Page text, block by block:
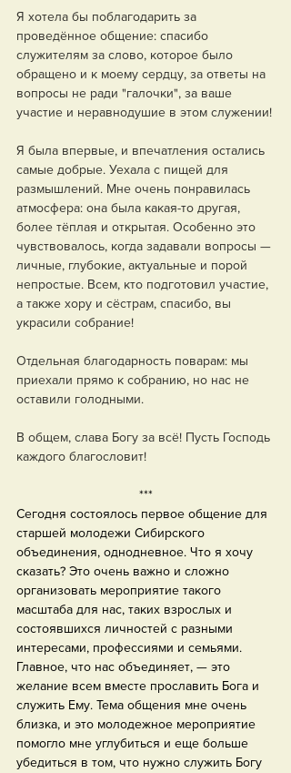
Я хотела бы поблагодарить за
проведённое общение: спасибо
служителям за слово, которое было
обращено и к моему сердцу, за ответы на
вопросы не ради "галочки", за ваше
участие и неравнодушие в этом служении!
Я была впервые, и впечатления остались
самые добрые. Уехала с пищей для
размышлений. Мне очень понравилась
атмосфера: она была какая-то другая,
более тёплая и открытая. Особенно это
чувствовалось, когда задавали вопросы —
личные, глубокие, актуальные и порой
непростые. Всем, кто подготовил участие,
а также хору и сёстрам, спасибо, вы
украсили собрание!
Отдельная благодарность поварам: мы
приехали прямо к собранию, но нас не
оставили голодными.
В общем, слава Богу за всё! Пусть Господь
каждого благословит!
***
Сегодня состоялось первое общение для
старшей молодежи Сибирского
объединения, однодневное. Что я хочу
сказать? Это очень важно и сложно
организовать мероприятие такого
масштаба для нас, таких взрослых и
состоявшихся личностей с разными
интересами, профессиями и семьями.
Главное, что нас объединяет, — это
желание всем вместе прославить Бога и
служить Ему. Тема общения мне очень
близка, и это молодежное мероприятие
помогло мне углубиться и еще больше
убедиться в том, что нужно служить Богу